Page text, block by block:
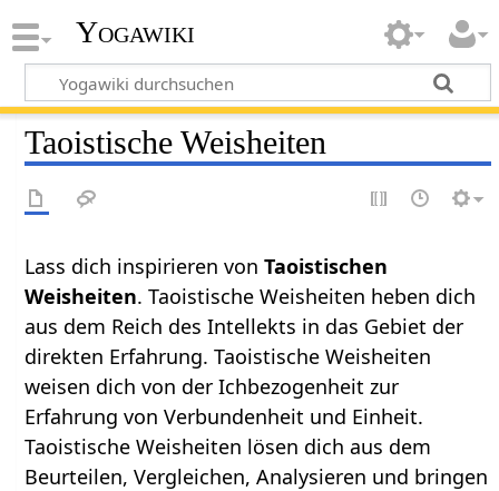
Yogawiki
Taoistische Weisheiten
Lass dich inspirieren vonTaoistischen
Weisheiten. Taoistische Weisheiten heben dich
aus dem Reich des Intellekts in das Gebiet der
direkten Erfahrung. Taoistische Weisheiten
weisen dich von der Ichbezogenheit zur
Erfahrung von Verbundenheit und Einheit.
Taoistische Weisheiten lösen dich aus dem
Beurteilen, Vergleichen, Analysieren und bringen